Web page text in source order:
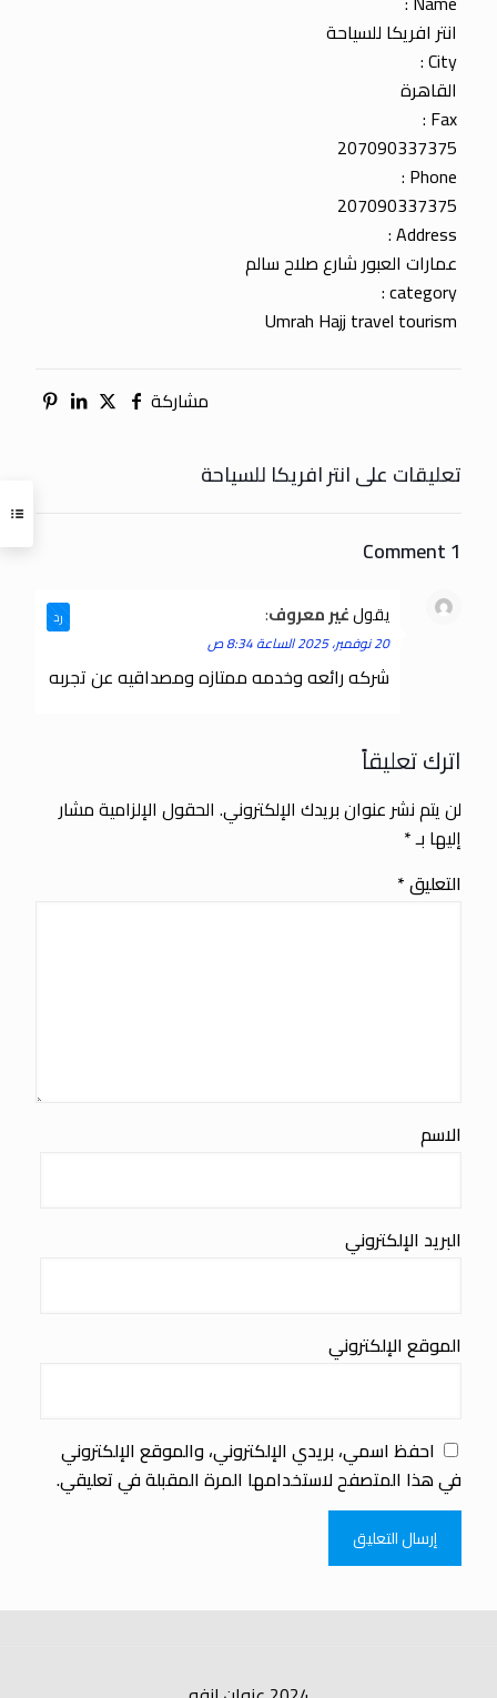
انتر افريكا للسياحة
City :
القاهرة
Fax :
207090337375
Phone :
207090337375
Address :
عمارات العبور شارع صلاح سالم
category :
Umrah Hajj travel tourism
مشاركة
تعليقات على انتر افريكا للسياحة
1 Comment
يقولغير معروف:
20 نوفمبر، 2025 الساعة 8:34 ص
شركه رائعه وخدمه ممتازه ومصداقيه عن تجربه
رد
اترك تعليقاً
لن يتم نشر عنوان بريدك الإلكتروني. الحقول الإلزامية مشار
إليها بـ*
التعليق*
الاسم
البريد الإلكتروني
الموقع الإلكتروني
احفظ اسمي، بريدي الإلكتروني، والموقع الإلكتروني
في هذا المتصفح لاستخدامها المرة المقبلة في تعليقي.